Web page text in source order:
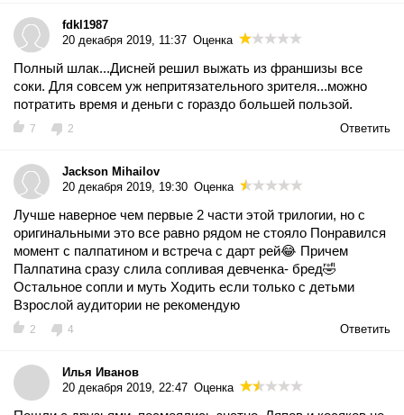
fdkl1987
20 декабря 2019, 11:37 Оценка
Полный шлак...Дисней решил выжать из франшизы все
соки. Для совсем уж непритязательного зрителя...можно
потратить время и деньги с гораздо большей пользой.
7 2 Ответить
Jackson Mihailov
20 декабря 2019, 19:30 Оценка
Лучше наверное чем первые 2 части этой трилогии, но с
оригинальными это все равно рядом не стояло Понравился
момент с палпатином и встреча с дарт рей😂 Причем
Палпатина сразу слила сопливая девченка- бред🤣
Остальное сопли и муть Ходить если только с детьми
Взрослой аудитории не рекомендую
2 4 Ответить
Илья Иванов
20 декабря 2019, 22:47 Оценка